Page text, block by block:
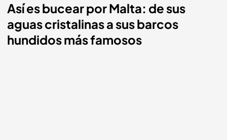
Así es bucear por Malta: de sus
aguas cristalinas a sus barcos
hundidos más famosos